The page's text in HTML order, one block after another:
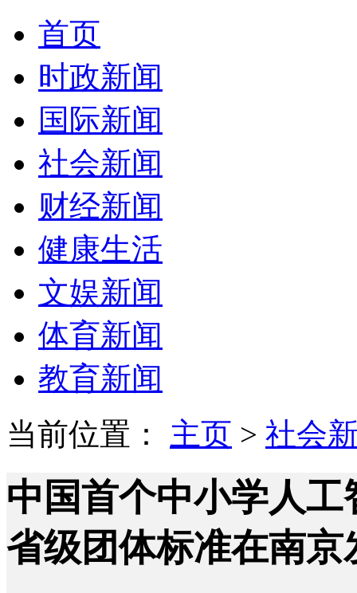
首页
时政新闻
国际新闻
社会新闻
财经新闻
健康生活
文娱新闻
体育新闻
教育新闻
当前位置： 主页 > 社会
中国首个中小学人
省级团体标准在南京